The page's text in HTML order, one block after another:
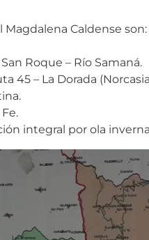
Caldense son:
Roque – Río Samaná.
45 – La Dorada
integral por ola